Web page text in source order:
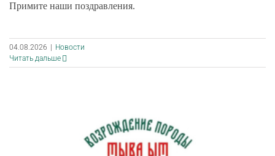
Примите наши поздравления.
04.08.2026
Новости
Читать дальше